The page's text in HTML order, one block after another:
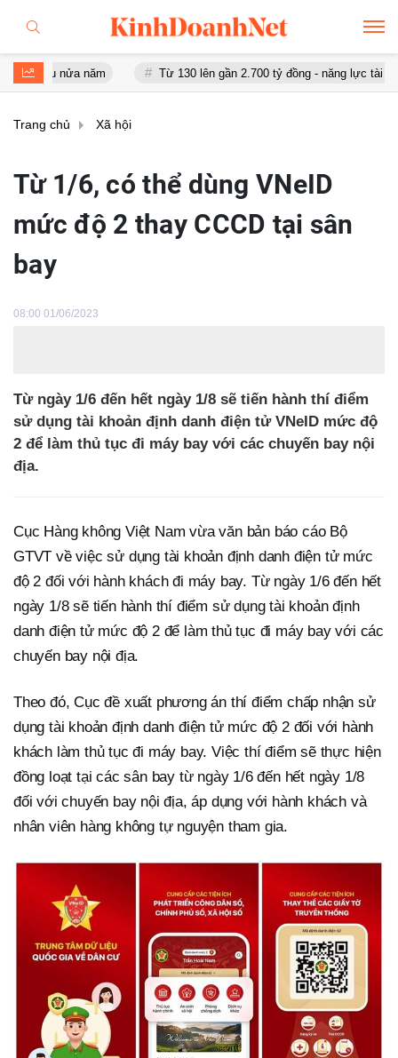
nửa năm Từ 130 lên gần 2.700 tỷ đồng - năng lực tài chính
Trang chủ Xã hội
Từ 1/6, có thể dùng VNeID
mức độ 2 thay CCCD tại sân
bay
08:00 01/06/2023
Từ ngày 1/6 đến hết ngày 1/8 sẽ tiến hành thí điểm
sử dụng tài khoản định danh điện tử VNeID mức độ
2 để làm thủ tục đi máy bay với các chuyến bay nội
địa.
Cục Hàng không Việt Nam vừa văn bản báo cáo Bộ
GTVT về việc sử dụng tài khoản định danh điện tử mức
độ 2 đối với hành khách đi máy bay. Từ ngày 1/6 đến hết
ngày 1/8 sẽ tiến hành thí điểm sử dụng tài khoản định
danh điện tử mức độ 2 để làm thủ tục đi máy bay với các
chuyến bay nội địa.
Theo đó, Cục đề xuất phương án thí điểm chấp nhận sử
dụng tài khoản định danh điện tử mức độ 2 đối với hành
khách làm thủ tục đi máy bay. Việc thí điểm sẽ thực hiện
đồng loạt tại các sân bay từ ngày 1/6 đến hết ngày 1/8
đối với chuyến bay nội địa, áp dụng với hành khách và
nhân viên hàng không tự nguyện tham gia.